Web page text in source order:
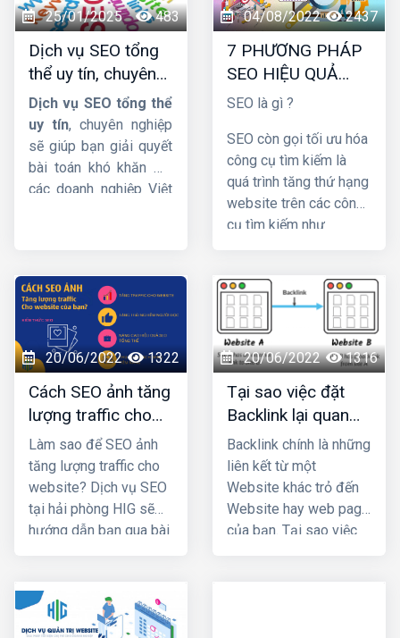
hiểu chi tiết về dịch vụ
này nhá !
25/01/2025 483
Dịch vụ SEO tổng
thể uy tín, chuyên
nghiệp và hiệu quả
Dịch vụ SEO tổng thể
uy tín, chuyên nghiệp
sẽ giúp bạn giải quyết
bài toán khó khăn mà
các doanh nghiệp Việt
dưới đây củaHIGnhé !
04/08/2022 2437
7 PHƯƠNG PHÁP
SEO HIỆU QUẢ
BẠN NÊN BIẾT
SEO là gì ?
SEO còn gọi tối ưu hóa
công cụ tìm kiếm là
quá trình tăng thứ hạng
website trên các công
cụ tìm kiếm như
thương hiệu tới khách
hàng. SEO có 3 phần:
chiến lược, chiến thuật
và copywriting. Khi
đảm bảo 3 yếu tố đó
thì chiến lược
marketing của bạn sẽ
thành công và giúp bạn
tăng doanh thu - lợi
nhuận đáng kể.
20/06/2022 1322
Cách SEO ảnh tăng
lượng traffic cho
website của bạn?
Làm sao để SEO ảnh
tăng lượng traffic cho
website? Dịch vụ SEO
tại hải phòng HIG sẽ
hướng dẫn bạn qua bài
20/06/2022 1316
Tại sao việc đặt
Backlink lại quan
trọng trong Seo ?
Backlink chính là những
liên kết từ một
Website khác trỏ đến
Website hay web page
của bạn. Tại sao việc